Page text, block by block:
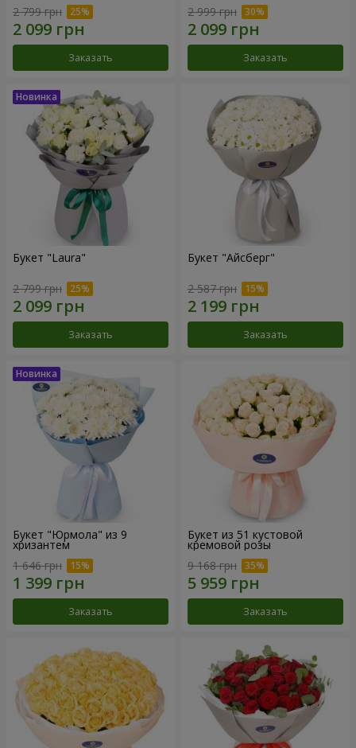
2 799 грн
Заказать
2 999 грн
Заказать
Букет "Laura"
2 799 грн
Заказать
Букет "Айсберг"
2 587 грн
Заказать
Букет "Юрмола" из 9
хризантем
1 646 грн
Заказать
Букет из 51 кустовой
кремовой розы
9 168 грн
Заказать